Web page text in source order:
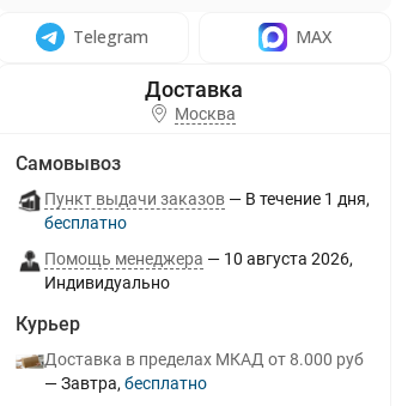
Telegram MAX
Москва
Самовывоз
Пункт выдачи заказов В течение 1 дня
Бесплатно
Помощь менеджера
10 августа 2026
Индивидуально
Курьер
Доставка в пределах МКАД от 8.000 руб
Завтра
Бесплатно